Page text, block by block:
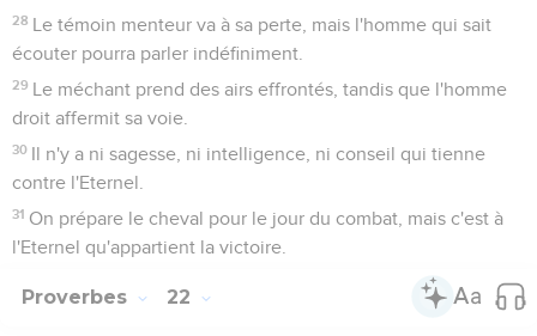
28 Le témoin menteur va à sa perte, mais l'homme qui sait
écouter pourra parler indéfiniment.
29 Le méchant prend des airs effrontés, tandis que l'homme
droit affermit sa voie.
30 Il n'y a ni sagesse, ni intelligence, ni conseil qui tienne
contre l'Eternel.
31 On prépare le cheval pour le jour du combat, mais c'est à
l'Eternel qu'appartient la victoire.
Proverbes 22